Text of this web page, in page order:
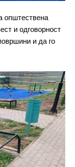
општествена
и одговорност
и да го